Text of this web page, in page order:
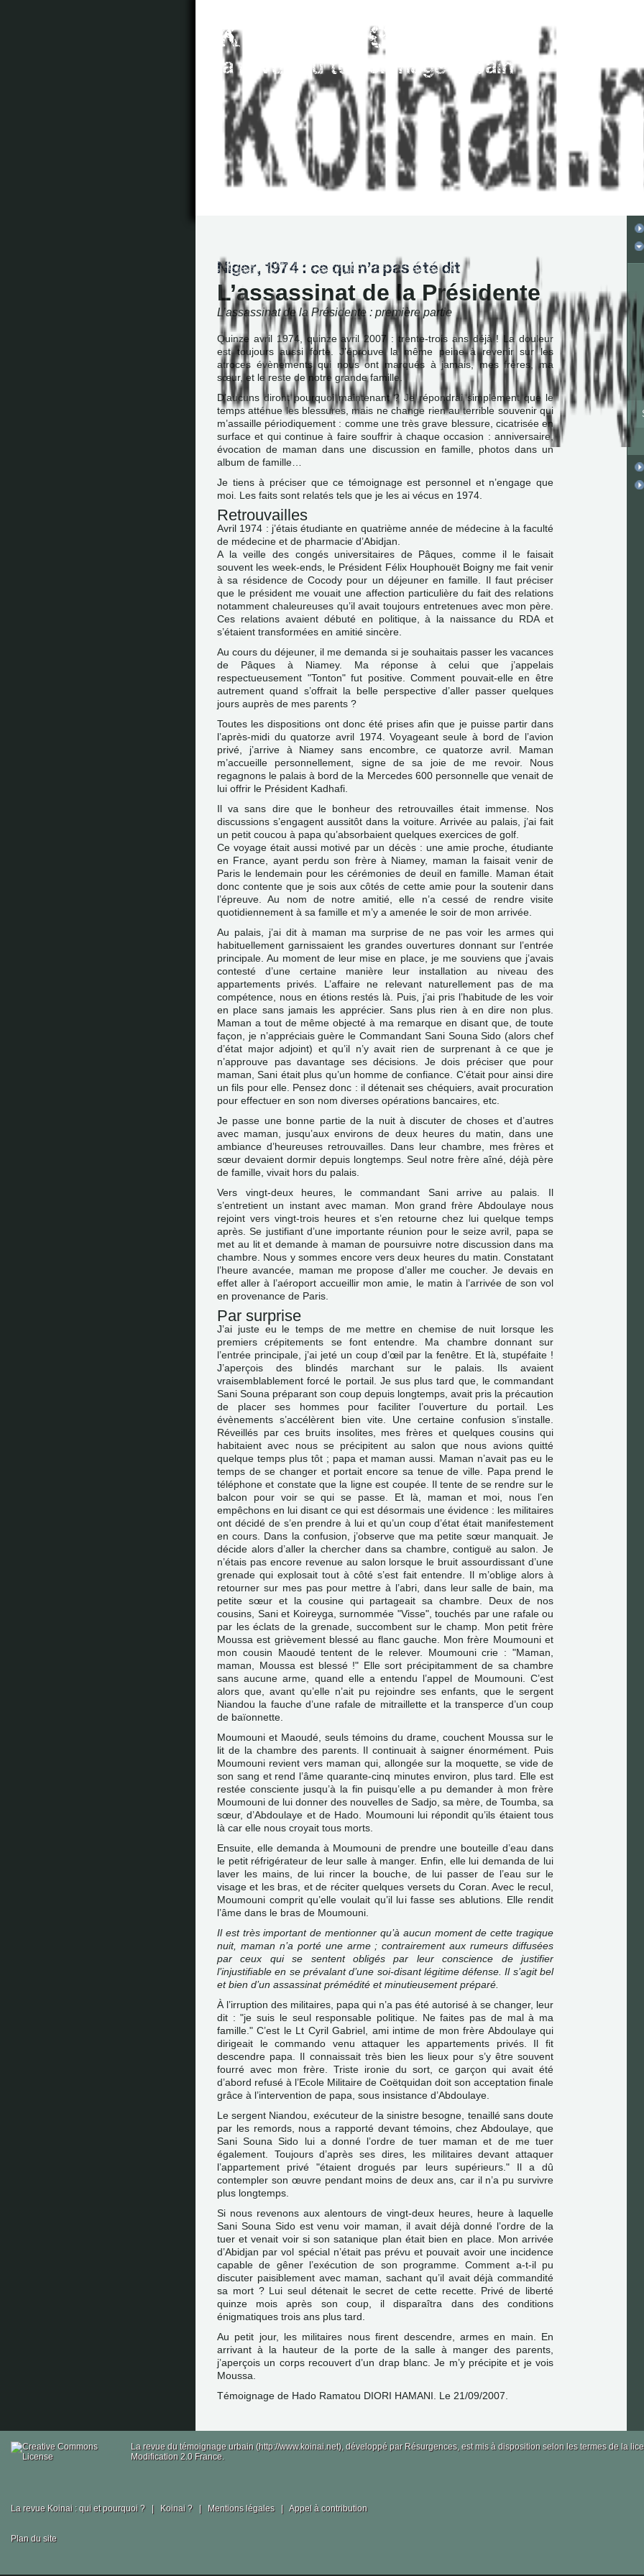
L’assassinat de la Présidente
L’assassinat de la Présidente : première partie
Quinze avril 1974, quinze avril 2007 : trente-trois ans déjà ! La douleur
est toujours aussi forte. J’éprouve la même peine à revenir sur les
atroces évènements qui nous ont marqués à jamais, mes frères, ma
sœur, et le reste de notre grande famille.
D’aucuns diront pourquoi maintenant ? Je répondrai simplement que le
temps atténue les blessures, mais ne change rien au terrible souvenir qui
m’assaille périodiquement : comme une très grave blessure, cicatrisée en
surface et qui continue à faire souffrir à chaque occasion : anniversaire,
évocation de maman dans une discussion en famille, photos dans un
album de famille…
Je tiens à préciser que ce témoignage est personnel et n’engage que
moi. Les faits sont relatés tels que je les ai vécus en 1974.
Retrouvailles
Avril 1974 : j’étais étudiante en quatrième année de médecine à la faculté
de médecine et de pharmacie d’Abidjan.
A la veille des congés universitaires de Pâques, comme il le faisait
souvent les week-ends, le Président Félix Houphouët Boigny me fait venir
à sa résidence de Cocody pour un déjeuner en famille. Il faut préciser
que le président me vouait une affection particulière du fait des relations
notamment chaleureuses qu’il avait toujours entretenues avec mon père.
Ces relations avaient débuté en politique, à la naissance du RDA et
s’étaient transformées en amitié sincère.
Au cours du déjeuner, il me demanda si je souhaitais passer les vacances
de Pâques à Niamey. Ma réponse à celui que j’appelais
respectueusement "Tonton" fut positive. Comment pouvait-elle en être
autrement quand s’offrait la belle perspective d’aller passer quelques
jours auprès de mes parents ?
Toutes les dispositions ont donc été prises afin que je puisse partir dans
l’après-midi du quatorze avril 1974. Voyageant seule à bord de l’avion
privé, j’arrive à Niamey sans encombre, ce quatorze avril. Maman
m’accueille personnellement, signe de sa joie de me revoir. Nous
regagnons le palais à bord de la Mercedes 600 personnelle que venait de
lui offrir le Président Kadhafi.
Il va sans dire que le bonheur des retrouvailles était immense. Nos
discussions s’engagent aussitôt dans la voiture. Arrivée au palais, j’ai fait
un petit coucou à papa qu’absorbaient quelques exercices de golf.
Ce voyage était aussi motivé par un décès : une amie proche, étudiante
en France, ayant perdu son frère à Niamey, maman la faisait venir de
Paris le lendemain pour les cérémonies de deuil en famille. Maman était
donc contente que je sois aux côtés de cette amie pour la soutenir dans
l’épreuve. Au nom de notre amitié, elle n’a cessé de rendre visite
quotidiennement à sa famille et m’y a amenée le soir de mon arrivée.
Au palais, j’ai dit à maman ma surprise de ne pas voir les armes qui
habituellement garnissaient les grandes ouvertures donnant sur l’entrée
principale. Au moment de leur mise en place, je me souviens que j’avais
contesté d’une certaine manière leur installation au niveau des
appartements privés. L’affaire ne relevant naturellement pas de ma
compétence, nous en étions restés là. Puis, j’ai pris l’habitude de les voir
en place sans jamais les apprécier. Sans plus rien à en dire non plus.
Maman a tout de même objecté à ma remarque en disant que, de toute
façon, je n’appréciais guère le Commandant Sani Souna Sido (alors chef
d’état major adjoint) et qu’il n’y avait rien de surprenant à ce que je
n’approuve pas davantage ses décisions. Je dois préciser que pour
maman, Sani était plus qu’un homme de confiance. C’était pour ainsi dire
un fils pour elle. Pensez donc : il détenait ses chéquiers, avait procuration
pour effectuer en son nom diverses opérations bancaires, etc.
Je passe une bonne partie de la nuit à discuter de choses et d’autres
avec maman, jusqu’aux environs de deux heures du matin, dans une
ambiance d’heureuses retrouvailles. Dans leur chambre, mes frères et
sœur devaient dormir depuis longtemps. Seul notre frère aîné, déjà père
de famille, vivait hors du palais.
Vers vingt-deux heures, le commandant Sani arrive au palais. Il
s’entretient un instant avec maman. Mon grand frère Abdoulaye nous
rejoint vers vingt-trois heures et s’en retourne chez lui quelque temps
après. Se justifiant d’une importante réunion pour le seize avril, papa se
met au lit et demande à maman de poursuivre notre discussion dans ma
chambre. Nous y sommes encore vers deux heures du matin. Constatant
l’heure avancée, maman me propose d’aller me coucher. Je devais en
effet aller à l’aéroport accueillir mon amie, le matin à l’arrivée de son vol
en provenance de Paris.
Par surprise
J’ai juste eu le temps de me mettre en chemise de nuit lorsque les
premiers crépitements se font entendre. Ma chambre donnant sur
l’entrée principale, j’ai jeté un coup d’œil par la fenêtre. Et là, stupéfaite !
J’aperçois des blindés marchant sur le palais. Ils avaient
vraisemblablement forcé le portail. Je sus plus tard que, le commandant
Sani Souna préparant son coup depuis longtemps, avait pris la précaution
de placer ses hommes pour faciliter l’ouverture du portail. Les
évènements s’accélèrent bien vite. Une certaine confusion s’installe.
Réveillés par ces bruits insolites, mes frères et quelques cousins qui
habitaient avec nous se précipitent au salon que nous avions quitté
quelque temps plus tôt ; papa et maman aussi. Maman n’avait pas eu le
temps de se changer et portait encore sa tenue de ville. Papa prend le
téléphone et constate que la ligne est coupée. Il tente de se rendre sur le
balcon pour voir se qui se passe. Et là, maman et moi, nous l’en
empêchons en lui disant ce qui est désormais une évidence : les militaires
ont décidé de s’en prendre à lui et qu’un coup d’état était manifestement
en cours. Dans la confusion, j’observe que ma petite sœur manquait. Je
décide alors d’aller la chercher dans sa chambre, contiguë au salon. Je
n’étais pas encore revenue au salon lorsque le bruit assourdissant d’une
grenade qui explosait tout à côté s’est fait entendre. Il m’oblige alors à
retourner sur mes pas pour mettre à l’abri, dans leur salle de bain, ma
petite sœur et la cousine qui partageait sa chambre. Deux de nos
cousins, Sani et Koireyga, surnommée "Visse", touchés par une rafale ou
par les éclats de la grenade, succombent sur le champ. Mon petit frère
Moussa est grièvement blessé au flanc gauche. Mon frère Moumouni et
mon cousin Maoudé tentent de le relever. Moumouni crie : "Maman,
maman, Moussa est blessé !" Elle sort précipitamment de sa chambre
sans aucune arme, quand elle a entendu l’appel de Moumouni. C’est
alors que, avant qu’elle n’ait pu rejoindre ses enfants, que le sergent
Niandou la fauche d’une rafale de mitraillette et la transperce d’un coup
de baïonnette.
Moumouni et Maoudé, seuls témoins du drame, couchent Moussa sur le
lit de la chambre des parents. Il continuait à saigner énormément. Puis
Moumouni revient vers maman qui, allongée sur la moquette, se vide de
son sang et rend l’âme quarante-cinq minutes environ, plus tard. Elle est
restée consciente jusqu’à la fin puisqu’elle a pu demander à mon frère
Moumouni de lui donner des nouvelles de Sadjo, sa mère, de Toumba, sa
sœur, d’Abdoulaye et de Hado. Moumouni lui répondit qu’ils étaient tous
là car elle nous croyait tous morts.
Ensuite, elle demanda à Moumouni de prendre une bouteille d’eau dans
le petit réfrigérateur de leur salle à manger. Enfin, elle lui demanda de lui
laver les mains, de lui rincer la bouche, de lui passer de l’eau sur le
visage et les bras, et de réciter quelques versets du Coran. Avec le recul,
Moumouni comprit qu’elle voulait qu’il lui fasse ses ablutions. Elle rendit
l’âme dans le bras de Moumouni.
Il est très important de mentionner qu’à aucun moment de cette tragique
nuit, maman n’a porté une arme ; contrairement aux rumeurs diffusées
par ceux qui se sentent obligés par leur conscience de justifier
l’injustifiable en se prévalant d’une soi-disant légitime défense. Il s’agit bel
et bien d’un assassinat prémédité et minutieusement préparé.
À l’irruption des militaires, papa qui n’a pas été autorisé à se changer, leur
dit : "je suis le seul responsable politique. Ne faites pas de mal à ma
famille." C’est le Lt Cyril Gabriel, ami intime de mon frère Abdoulaye qui
dirigeait le commando venu attaquer les appartements privés. Il fit
descendre papa. Il connaissait très bien les lieux pour s’y être souvent
fourré avec mon frère. Triste ironie du sort, ce garçon qui avait été
d’abord refusé à l’Ecole Militaire de Coëtquidan doit son acceptation finale
grâce à l’intervention de papa, sous insistance d’Abdoulaye.
Le sergent Niandou, exécuteur de la sinistre besogne, tenaillé sans doute
par les remords, nous a rapporté devant témoins, chez Abdoulaye, que
Sani Souna Sido lui a donné l’ordre de tuer maman et de me tuer
également. Toujours d’après ses dires, les militaires devant attaquer
l’appartement privé "étaient drogués par leurs supérieurs." Il a dû
contempler son œuvre pendant moins de deux ans, car il n’a pu survivre
plus longtemps.
Si nous revenons aux alentours de vingt-deux heures, heure à laquelle
Sani Souna Sido est venu voir maman, il avait déjà donné l’ordre de la
tuer et venait voir si son satanique plan était bien en place. Mon arrivée
d’Abidjan par vol spécial n’était pas prévu et pouvait avoir une incidence
capable de gêner l’exécution de son programme. Comment a-t-il pu
discuter paisiblement avec maman, sachant qu’il avait déjà commandité
sa mort ? Lui seul détenait le secret de cette recette. Privé de liberté
quinze mois après son coup, il disparaîtra dans des conditions
énigmatiques trois ans plus tard.
Au petit jour, les militaires nous firent descendre, armes en main. En
arrivant à la hauteur de la porte de la salle à manger des parents,
j’aperçois un corps recouvert d’un drap blanc. Je m’y précipite et je vois
Moussa.
Témoignage de Hado Ramatou DIORI HAMANI. Le 21/09/2007.
La revue du témoignage urbain (http://www.koinai.net), développé par Résurgences, est mis à disposition selon les termes de la
Modification 2.0 France.
La revue Koinai : qui et pourquoi ? | Koinai ? | Mentions légales | Appel à contribution
Plan du site